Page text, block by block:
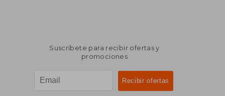
Suscríbete para recibir ofertas y
promociones